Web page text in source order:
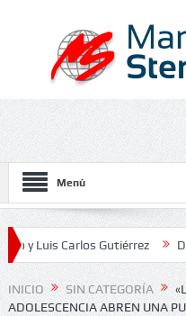
Menú
Gutiérrez Defensoría
2026
INICIO SIN CATEGORÍA
ADOLESCENCIA ABREN UNA